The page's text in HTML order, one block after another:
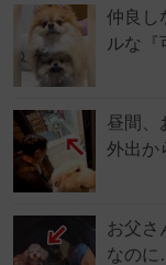
仲良し
ルな
昼間、
外出
お父
なの